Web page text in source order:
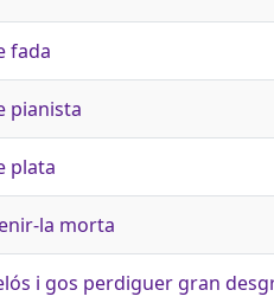
fada
pianista
plata
la morta
i gos perdiguer gran